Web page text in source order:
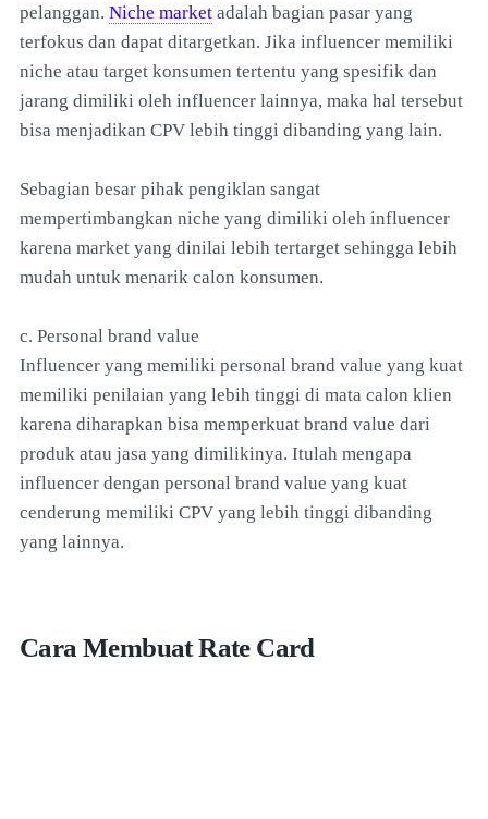
pelanggan. Niche market adalah bagian pasar yang
terfokus dan dapat ditargetkan. Jika influencer memiliki
niche atau target konsumen tertentu yang spesifik dan
jarang dimiliki oleh influencer lainnya, maka hal tersebut
bisa menjadikan CPV lebih tinggi dibanding yang lain.
Sebagian besar pihak pengiklan sangat
mempertimbangkan niche yang dimiliki oleh influencer
karena market yang dinilai lebih tertarget sehingga lebih
mudah untuk menarik calon konsumen.
c. Personal brand value
Influencer yang memiliki personal brand value yang kuat
memiliki penilaian yang lebih tinggi di mata calon klien
karena diharapkan bisa memperkuat brand value dari
produk atau jasa yang dimilikinya. Itulah mengapa
influencer dengan personal brand value yang kuat
cenderung memiliki CPV yang lebih tinggi dibanding
yang lainnya.
Cara Membuat Rate Card